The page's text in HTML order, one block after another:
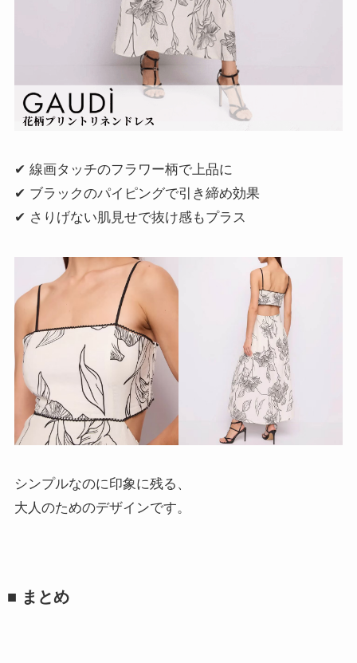
✔ 線画タッチのフラワー柄で上品に
✔ ブラックのパイピングで引き締め効果
✔ さりげない肌見せで抜け感もプラス
シンプルなのに印象に残る、
大人のためのデザインです。
■ まとめ